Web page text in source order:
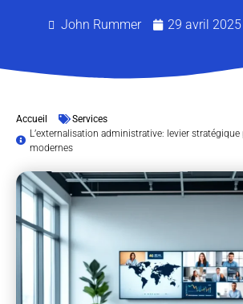
John Rummer 29 avril 2025
Accueil
Services
L’externalisation administrative: levier
modernes